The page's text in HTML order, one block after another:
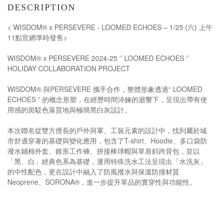
DESCRIPTION
< WISDOM® x PERSEVERE - LOOMED ECHOES – 1/25 (六) 上午
11點官網準時發售>
WISDOM® x PERSEVERE 2024-25 ‘’ LOOMED ECHOES ‘’
HOLIDAY COLLABORATION PROJECT
WISDOM® 與PERSEVERE 攜手合作，整體形象透過“ LOOMED
ECHOES ” 的概念形塑，在經歷時間淬鍊的迴響下，呈現出帶有使
用感的斑駁色落質地與極簡黑白灰設計。
本次聯名從雙方擅長的戶外與軍、工裝元素的設計中，找到屬於城
市舒適穿著的基礎與變化應用，包含了T-shirt、Hoodie、多口袋防
潑水鋪棉外套、錐形工作褲、拼接棒球帽與單肩斜跨背包，並以
「黑、白」經典色系為基礎，運用特殊洗水工法呈現出「水洗灰」
的中性配色，更在設計中融入了防風撥水與保溫防撞材質
Neoprene、SORONA®，進一步提升單品的實穿性與功能性。